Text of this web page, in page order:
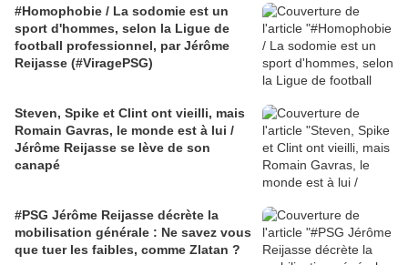
#Homophobie / La sodomie est un
sport d'hommes, selon la Ligue de
football professionnel, par Jérôme
Reijasse (#ViragePSG)
Steven, Spike et Clint ont vieilli, mais
Romain Gavras, le monde est à lui /
Jérôme Reijasse se lève de son
canapé
#PSG Jérôme Reijasse décrète la
mobilisation générale : Ne savez vous
que tuer les faibles, comme Zlatan ?